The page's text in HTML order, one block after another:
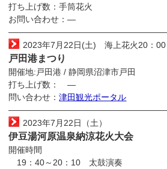
打ち上げ数：手筒花火
お問い合わせ：―
2023年7月22日(土) 海上花火20：
戸田港まつり
開催地:戸田港 / 静岡県沼津市戸田
打ち上げ数： ―
問い合わせ：津田観光ポータル
2023年7月22日（土）
伊豆湯河原温泉納涼花火大会
開催時間
19：40～20：10 太鼓演奏